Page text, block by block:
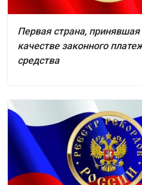
Первая страна, принявшая
качестве законного
средства